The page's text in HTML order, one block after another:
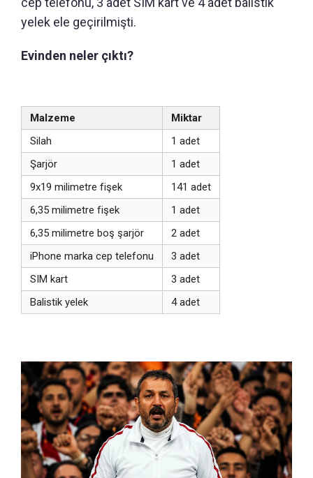
yelek ele geçirilmişti.
Evinden neler çıktı?
Malzeme
Miktar
Silah
1 adet
Şarjör
1 adet
9x19 milimetre fişek
141 adet
6,35 milimetre fişek
1 adet
6,35 milimetre boş şarjör
2 adet
iPhone marka cep telefonu
3 adet
SIM kart
3 adet
Balistik yelek
4 adet